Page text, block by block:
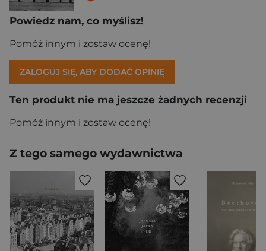
Powiedz nam, co myślisz!
Pomóż innym i zostaw ocenę!
ZALOGUJ SIĘ, ABY DODAĆ OPINIĘ
Ten produkt nie ma jeszcze żadnych recenzji
Pomóż innym i zostaw ocenę!
Z tego samego wydawnictwa